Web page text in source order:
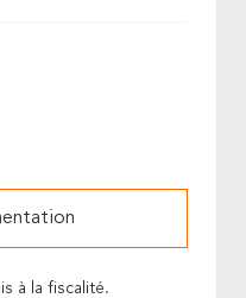
à la fiscalité.